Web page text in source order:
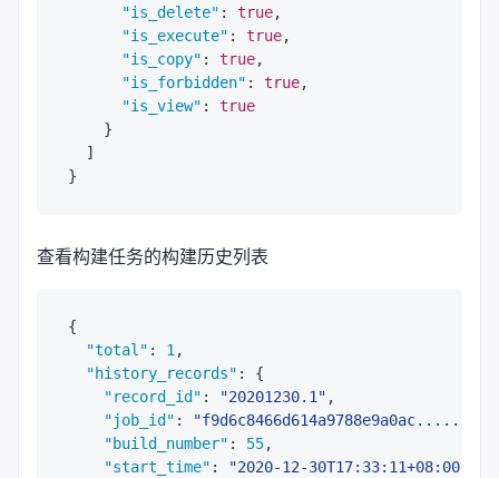
"is_delete" : true,
"is_execute" : true,
"is_copy" : true,
"is_forbidden" : true,
"is_view" :
true
}
]
}
查看构建任务的构建历史列表
{
"total" : 1,
"history_records" :
{
"record_id" : "20201230.1" ,
"job_id" : "f9d6c8466d614a9788e9a0ac........"
"build_number" : 55,
"start_time" : "2020-12-30T17:33:11+08:00"